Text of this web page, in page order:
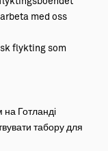
med oss
flykting som
на Готланді
табору для